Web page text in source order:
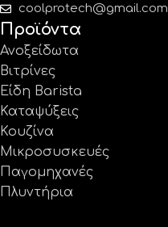
coolprotech@gmail.com
Προϊόντα
Ανοξείδωτα
Βιτρίνες
Είδη Barista
Καταψύξεις
Κουζίνα
Μικροσυσκευές
Παγομηχανές
Πλυντήρια